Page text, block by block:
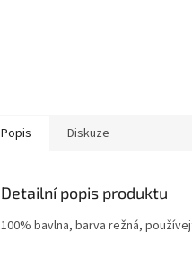
Popis Diskuze
Detailní popis produktu
100% bavlna, barva režná,